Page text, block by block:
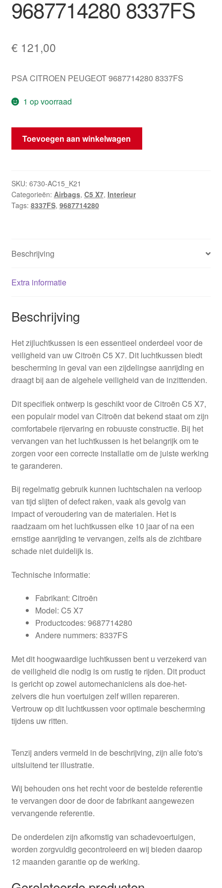
9687714280 8337FS
€ 121,00
PSA CITROEN PEUGEOT 9687714280 8337FS
1 op voorraad
Zijde
Luchtkussen
X7
9687714280
8337FS
Toevoegen aan winkelwagen
SKU: 6730-AC15_K21
Categorieën: Airbags, C5 X7, Interieur
Tags: 8337FS, 9687714280
Beschrijving
Extra informatie
Beschrijving
Het zijluchtkussen is een essentieel onderdeel voor de
veiligheid van uw Citroën C5 X7. Dit luchtkussen biedt
bescherming in geval van een zijdelingse aanrijding en
draagt bij aan de algehele veiligheid van de inzittenden.
Dit specifiek ontwerp is geschikt voor de Citroën C5 X7,
een populair model van Citroën dat bekend staat om zijn
comfortabele rijervaring en robuuste constructie. Bij het
vervangen van het luchtkussen is het belangrijk om te
zorgen voor een correcte installatie om de juiste werking
te garanderen.
Bij regelmatig gebruik kunnen luchtschalen na verloop
van tijd slijten of defect raken, vaak als gevolg van
impact of veroudering van de materialen. Het is
raadzaam om het luchtkussen elke 10 jaar of na een
ernstige aanrijding te vervangen, zelfs als de zichtbare
schade niet duidelijk is.
Technische informatie:
Fabrikant: Citroën
Model: C5 X7
Productcodes: 9687714280
Andere nummers: 8337FS
Met dit hoogwaardige luchtkussen bent u verzekerd van
de veiligheid die nodig is om rustig te rijden. Dit product
is gericht op zowel automechaniciens als doe-het-
zelvers die hun voertuigen zelf willen repareren.
Vertrouw op dit luchtkussen voor optimale bescherming
tijdens uw ritten.
Tenzij anders vermeld in de beschrijving, zijn alle foto's
uitsluitend ter illustratie.
Wij behouden ons het recht voor de bestelde referentie
te vervangen door de door de fabrikant aangewezen
vervangende referentie.
De onderdelen zijn afkomstig van schadevoertuigen,
worden zorgvuldig gecontroleerd en wij bieden daarop
12 maanden garantie op de werking.